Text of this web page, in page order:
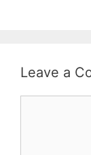
Leave a